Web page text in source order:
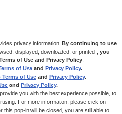
CLIENTS
compte a de nombreux avantages :
suivre vos commandes et plus encore.
UN COMPTE
privacy information.
By continuing to use
displayed, downloaded, or printed-, you
of Use and Privacy Policy
of Use and Privacy Policy.
Terms of Use and Privacy Policy.
and Privacy Policy.
you with the best experience possible, to
For more information, please click on
this pop-in will be closed, you are still able to